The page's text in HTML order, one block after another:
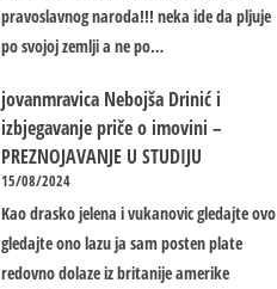
pravoslavnog naroda!!! neka ide da pljuje
po svojoj zemlji a ne po…
jovanmravica Nebojša Drinić i
izbjegavanje priče o imovini –
PREZNOJAVANJE U STUDIJU
15/08/2024
Kao drasko jelena i vukanovic gledajte ovo
gledajte ono lazu ja sam posten plate
redovno dolaze iz britanije amerike